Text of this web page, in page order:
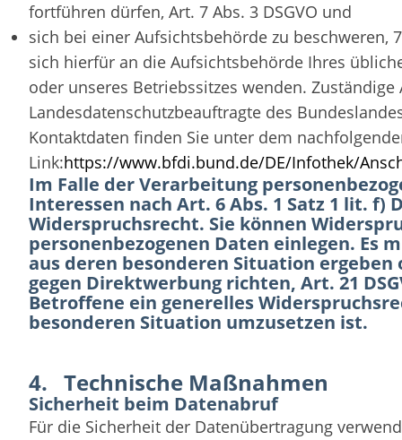
fortführen dürfen, Art. 7 Abs. 3 DSGVO und
sich bei einer Aufsichtsbehörde zu beschweren,
sich hierfür an die Aufsichtsbehörde Ihres
oder unseres Betriebssitzes wenden.
Landesdatenschutzbeauftragte des
Kontaktdaten finden Sie unter dem
Link:https://www.bfdi.bund.de/DE/Infothek/
Im Falle der Verarbeitung
Interessen nach Art. 6 Abs. 1 Satz 1 lit. f)
Widerspruchsrecht. Sie können
personenbezogenen Daten einlegen. Es
aus deren besonderen Situation
gegen Direktwerbung richten, Art. 21
Betroffene ein generelles
besonderen Situation umzusetzen ist.
4. Technische Maßnahmen
Sicherheit beim Datenabruf
Für die Sicherheit der Datenübertragung